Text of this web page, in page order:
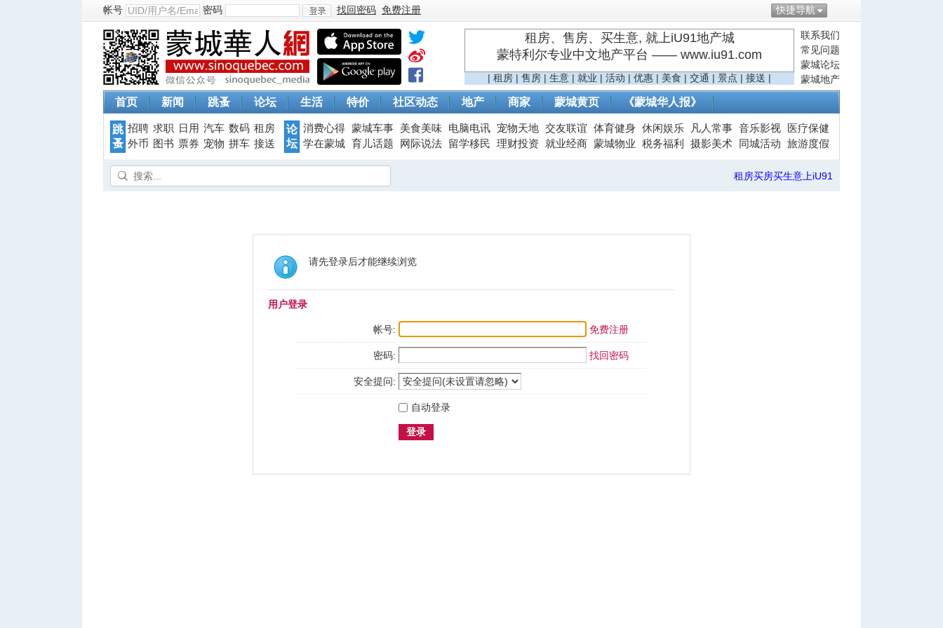
快捷导航
帐号 密码
登
找回密码 免费注册
联系我们
常见问题
蒙城论坛
蒙城地产
租房、售房、买生意, 就上iU91地产城
蒙特利尔专业中文地产平台 —— www.iu91.com
| 租房 | 售房 | 生意 | 就业 | 活动 | 优惠 | 美食 | 交通 | 景点 | 接送 |
首页 新闻 跳蚤 论坛 生活 特价 社区动态 地产 商家 蒙城黄页 《蒙城华人报》
跳
蚤
招聘 求职 日用 汽车 数码 租房
外币
图书 票券 宠物 拼车 接送
论
坛
消费心得 蒙城车事 美食美味 电脑电讯 宠物天地 交友联谊 体育健身 休闲娱乐 凡人常事 音乐影视
医疗保健
学在蒙城 育儿话题 网际说法 留学移民 理财投资 就业经商 蒙城物业 税务福利 摄影美术 同城活动 旅游度假
租房买房买生意上iU91
请先登录后才能继续浏览
用户登录
帐号: 免费注册
密码: 找回密码
安全提问:
自动登录
登录